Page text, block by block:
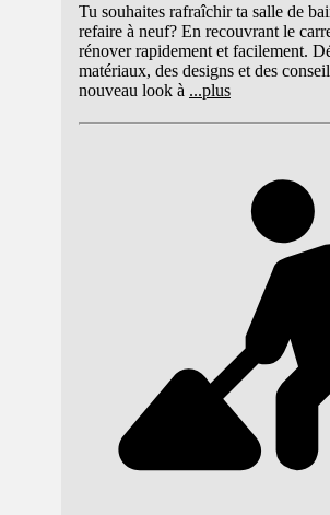
Tu souhaites rafraîchir ta salle de
refaire à neuf? En recouvrant le
rénover rapidement et facilement.
matériaux, des designs et des
nouveau look à ...plus